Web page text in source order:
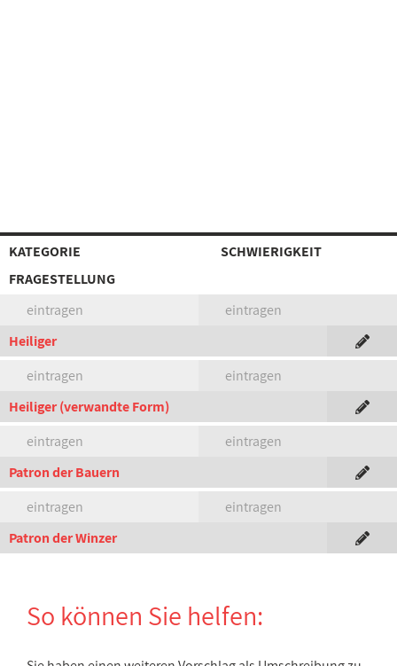
KATEGORIE
SCHWIERIGKEIT
FRAGESTELLUNG
eintragen
eintragen
Heiliger
eintragen
eintragen
Heiliger (verwandte Form)
eintragen
eintragen
Patron der Bauern
eintragen
eintragen
Patron der Winzer
So können Sie helfen: